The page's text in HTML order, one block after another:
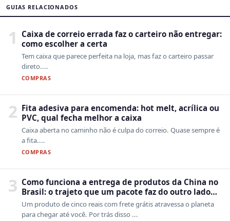
GUIAS RELACIONADOS
1
Caixa de correio errada faz o carteiro não entregar:
como escolher a certa
Tem caixa que parece perfeita na loja, mas faz o carteiro passar
direto....
COMPRAS
2 Fita adesiva para encomenda: hot melt, acrílica ou
PVC, qual fecha melhor a caixa
Caixa aberta no caminho não é culpa do correio. Quase sempre é
a fita....
COMPRAS
3 Como funciona a entrega de produtos da China no
Brasil: o trajeto que um pacote faz do outro lado
do mundo até a sua casa
Um produto de cinco reais com frete grátis atravessa o planeta
para chegar até você. Por trás disso ...